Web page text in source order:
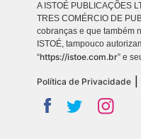
A ISTOÉ PUBLICAÇÕES
TRES COMÉRCIO DE
cobranças e que também
ISTOÉ, tampouco
“https://istoe.com.br” e
Política de Privacidade